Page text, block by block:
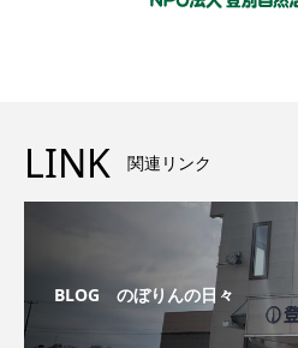
LINK 関連リンク
BLOG のぼりんの日々